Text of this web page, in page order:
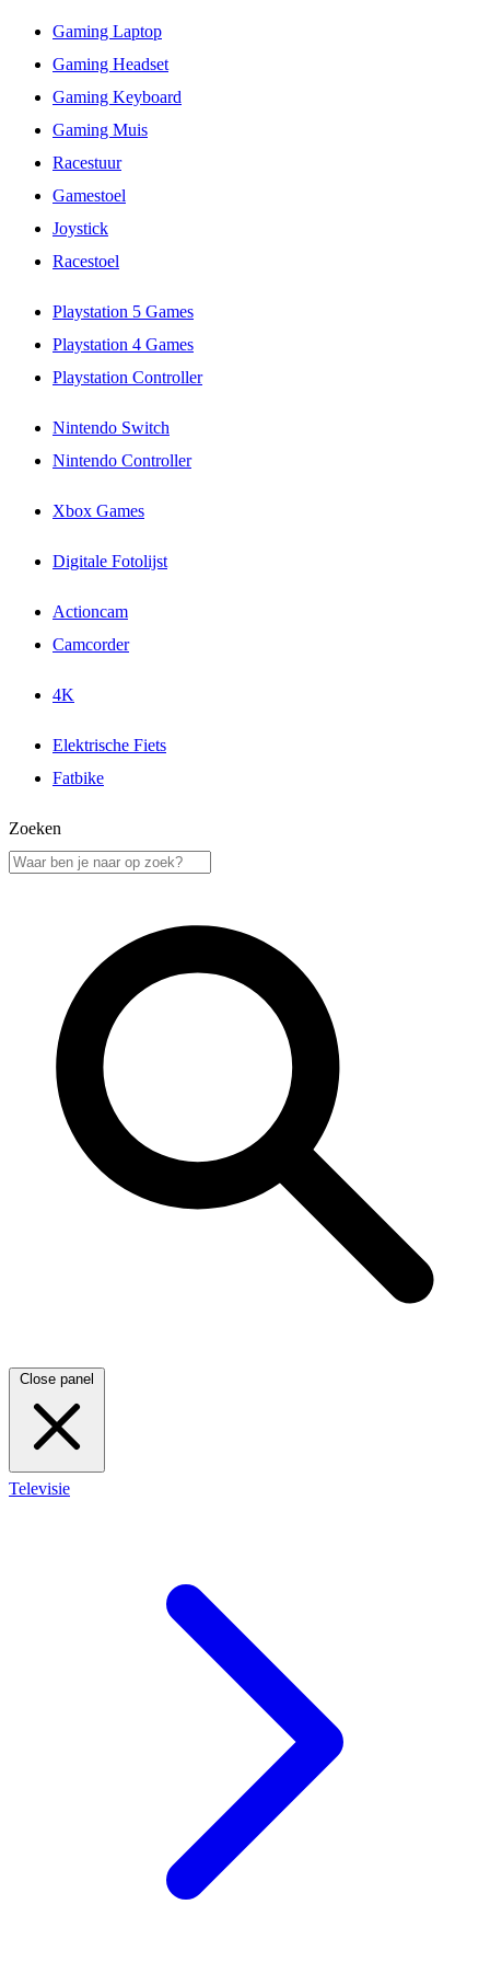
Gaming Laptop
Gaming Headset
Gaming Keyboard
Gaming Muis
Racestuur
Gamestoel
Joystick
Racestoel
Playstation 5 Games
Playstation 4 Games
Playstation Controller
Nintendo Switch
Nintendo Controller
Xbox Games
Digitale Fotolijst
Actioncam
Camcorder
4K
Elektrische Fiets
Fatbike
Zoeken
Close panel
Televisie